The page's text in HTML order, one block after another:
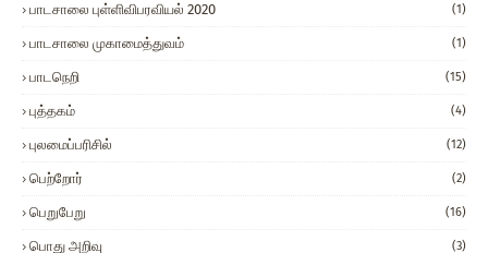
பாடசாலை புள்ளிவிபரவியல் 2020 (1)
பாடசாலை முகாமைத்துவம் (1)
பாடநெறி (15)
புத்தகம் (4)
புலமைப்பரிசில் (12)
பெற்றோர் (2)
பெறுபேறு (16)
பொது அறிவு (3)